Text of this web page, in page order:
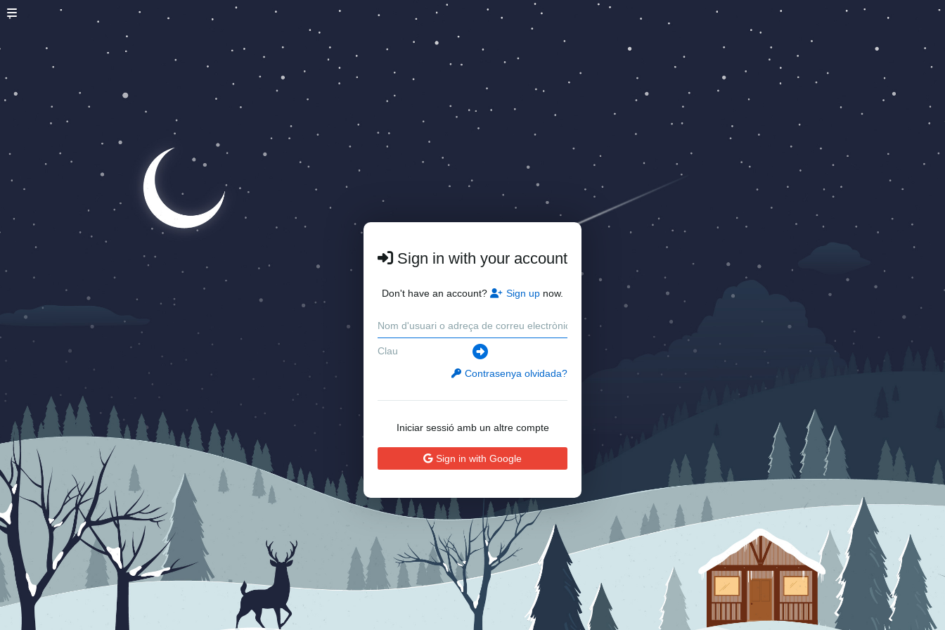
Sign in with your account
Don't have an account? Sign up now.
Contrasenya olvidada?
Iniciar sessió amb un altre compte
Sign in with Google